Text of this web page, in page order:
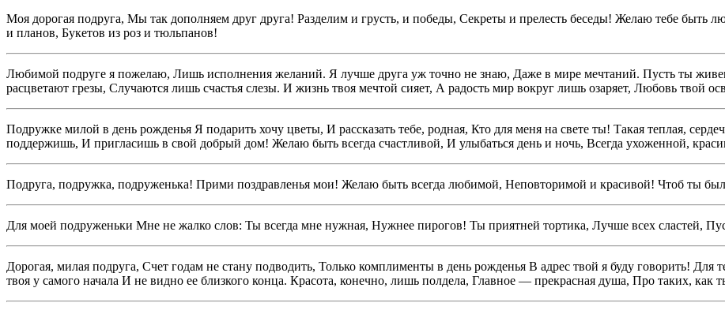
Моя дорогая подруга, Мы так дополняем друг друга! Разделим и грусть, и победы, Секреты и прелесть беседы! Желаю тебе быть
и планов, Букетов из роз и тюльпанов!
Любимой подруге я пожелаю, Лишь исполнения желаний. Я лучше друга уж точно не знаю, Даже в мире мечтаний. Пусть ты
расцветают грезы, Случаются лишь счастья слезы. И жизнь твоя мечтой сияет, А радость мир вокруг лишь озаряет, Любовь твой
Подружке милой в день рожденья Я подарить хочу цветы, И рассказать тебе, родная, Кто для меня на свете ты! Такая теплая,
поддержишь, И пригласишь в свой добрый дом! Желаю быть всегда счастливой, И улыбаться день и ночь, Всегда ухоженной,
Подруга, подружка, подруженька! Прими поздравленья мои! Желаю быть всегда любимой, Неповторимой и красивой! Чтоб ты
Для моей подруженьки Мне не жалко слов: Ты всегда мне нужная, Нужнее пирогов! Ты приятней тортика, Лучше всех сластей,
Дорогая, милая подруга, Счет годам не стану подводить, Только комплименты в день рожденья В адрес твой я буду говорить!
твоя у самого начала И не видно ее близкого конца. Красота, конечно, лишь полдела, Главное — прекрасная душа, Про таких, как